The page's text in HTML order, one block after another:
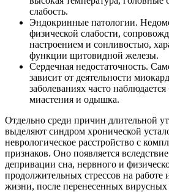
слабость.
Эндокринные патологии.
физической слабости,
настроением и сонливостью,
функции щитовидной железы.
Сердечная недостаточность.
зависит от деятельности
заболеваниях часто
миастения и одышка.
Отдельно среди причин длительной
выделяют синдром хронической
неврологическое расстройство с
признаков. Оно появляется
депривации сна, нервного и
продолжительных стрессов на работе
жизни, после перенесенных